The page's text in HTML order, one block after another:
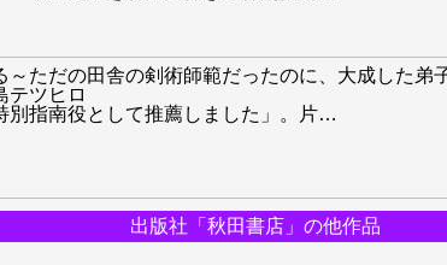
～ただの田舎の剣術師範だったのに、大成した弟
テツヒロ
別指南役として推薦しました」。片…
出版社「秋田書店」の他作品